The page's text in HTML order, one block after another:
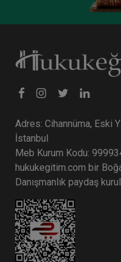
Adres: Cihannüma, Eski
İstanbul
Meb Kurum Kodu:
hukukegitim.com bir
Danışmanlık paydaş